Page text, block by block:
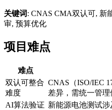
关键词: CNAS CMA双认可, 新
审, 预算优化
项目难点
难点
双认可整合
难度
CNAS（ISO/IEC
差异，需统一管理
AI算法验证 新能源电池测试